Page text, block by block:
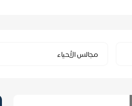
Category
مجالس الأحياء